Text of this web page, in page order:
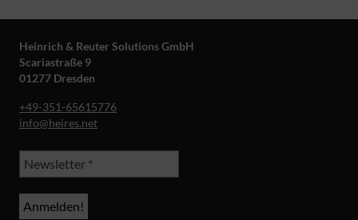
Heinrich & Reuter Solutions GmbH
Scariastraße 9
01277 Dresden
+49-351-65615776
info@heires.net